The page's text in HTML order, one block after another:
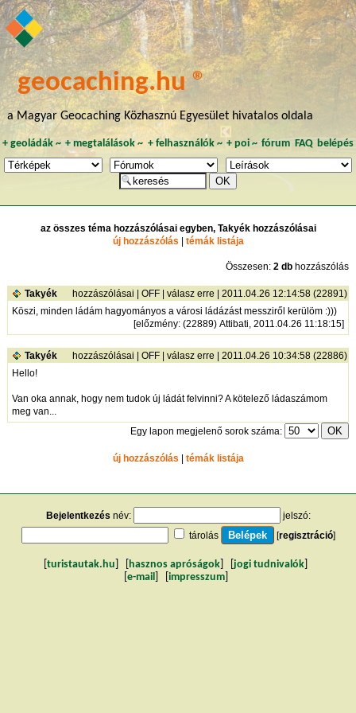
geocaching.hu ®
a Magyar Geocaching Közhasznú Egyesület hivatalos oldala
+ geoládák~ +megtalálások ~ + felhasználók~ + poi~ fórum FAQ belépés
az összes téma hozzászólásai egyben, Takyék hozzászólásai
új hozzászólás | témák listája
Összesen:2 db hozzászólás
Takyék hozzászólásai |OFF |válasz erre | 2011.04.26 12:14:58 (22891)
Köszi, minden ládám hagyományos a városi ládázást messziről kerülöm :)))
[előzmény: (22889) Attibati, 2011.04.26 11:18:15]
Takyék hozzászólásai |OFF |válasz erre | 2011.04.26 10:34:58 (22886)
Hello!
Van oka annak, hogy nem tudok új ládát felvinni? A kötelező ládaszámom
meg van...
Egy lapon megjelenő sorok száma:
új hozzászólás | témák listája
Bejelentkezés név:
jelszó:
tárolás
[regisztráció]
turistautak.hu hasznos apróságok jogi tudnivalók
e-mail impresszum]